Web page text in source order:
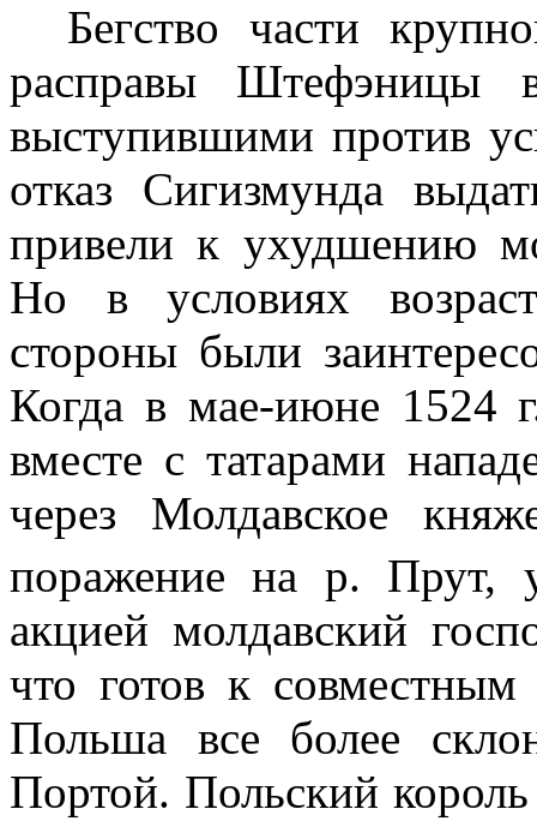
Бегство части
расправы
выступившими против
отказ Сигизмунда
привели к ухудшению
Но в условиях
стороны были
Когда в мае-июне 1524 г
вместе с татарами
через Молдавское
поражение на р. Прут,
акцией молдавский
что готов к
Польша все более
Портой. Польский